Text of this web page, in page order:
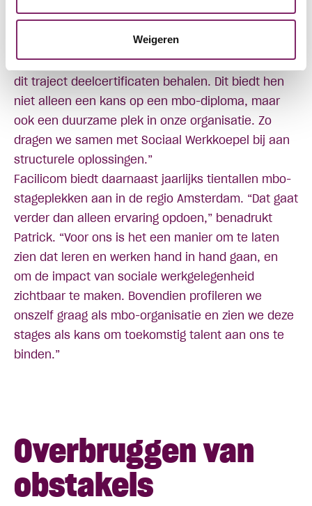
Weigeren
ontwikkeling. Bij Facilicom gebeurt dat bijvoorbeeld
via innovatieve trajecten zoals de derde leerweg.
Patrick vertelt: “We hebben statushouders die via
dit traject deelcertificaten behalen. Dit biedt hen
niet alleen een kans op een mbo-diploma, maar
ook een duurzame plek in onze organisatie. Zo
dragen we samen met Sociaal Werkkoepel bij aan
structurele oplossingen.”
Facilicom biedt daarnaast jaarlijks tientallen mbo-
stageplekken aan in de regio Amsterdam. “Dat gaat
verder dan alleen ervaring opdoen,” benadrukt
Patrick. “Voor ons is het een manier om te laten
zien dat leren en werken hand in hand gaan, en
om de impact van sociale werkgelegenheid
zichtbaar te maken. Bovendien profileren we
onszelf graag als mbo-organisatie en zien we deze
stages als kans om toekomstig talent aan ons te
binden.”
Overbruggen van
obstakels